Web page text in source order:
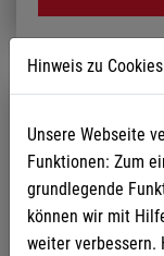
Hinweis zu Cookies
Unsere Webseite
Funktionen: Zum
grundlegende
können wir mit
weiter verbessern.